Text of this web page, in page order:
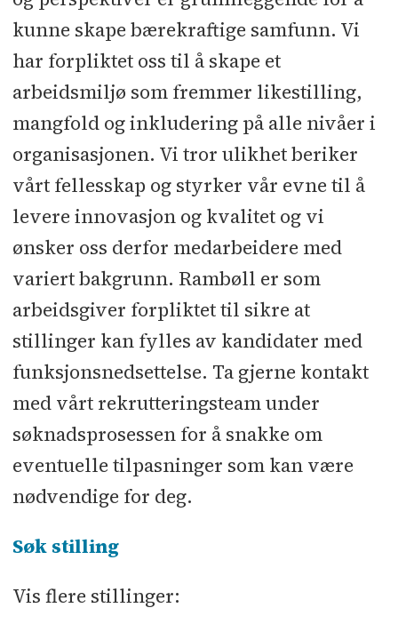
kunne skape bærekraftige samfunn. Vi
har forpliktet oss til å skape et
arbeidsmiljø som fremmer likestilling,
mangfold og inkludering på alle nivåer i
organisasjonen. Vi tror ulikhet beriker
vårt fellesskap og styrker vår evne til å
levere innovasjon og kvalitet og vi
ønsker oss derfor medarbeidere med
variert bakgrunn. Rambøll er som
arbeidsgiver forpliktet til sikre at
stillinger kan fylles av kandidater med
funksjonsnedsettelse. Ta gjerne kontakt
med vårt rekrutteringsteam under
søknadsprosessen for å snakke om
eventuelle tilpasninger som kan være
nødvendige for deg.
Søk stilling
Vis flere stillinger: